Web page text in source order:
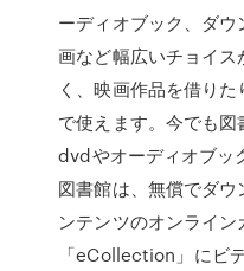
ーディオブック、ダ
画など幅広いチョイ
く、映画作品を借り
で使えます。今でも図
dvdやオーディオブッ
図書館は、無償でダ
ンテンツのオンライン
「eCollection」にビ